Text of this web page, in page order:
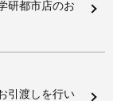
研都市店のお
引渡しを行い